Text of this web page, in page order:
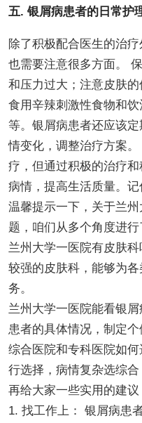
五. 银屑病患者的日常护
除了积极配合医生的治
也需要注意很多方面。
和压力过大；注意皮肤
食用辛辣刺激性食物和
等。银屑病患者还应该
情变化，调整治疗方案
疗，但通过积极的治疗
病情，提高生活质量。
温馨提示一下，关于兰
题，咱们从多个角度进行
兰州大学一医院有皮肤
较强的皮肤科，能够为
务。
兰州大学一医院能看银
患者的具体情况，制定个
综合医院和专科医院如
行选择，病情复杂选综合
再给大家一些实用的建议
1. 找工作上： 银屑病患